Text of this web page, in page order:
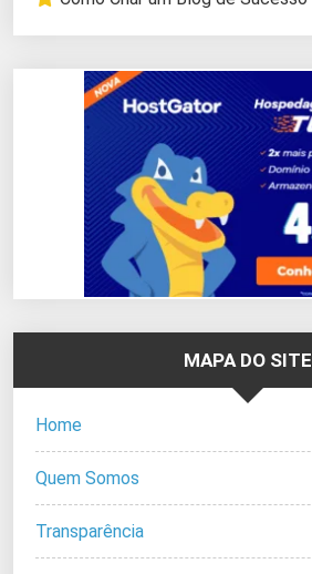
MAPA DO SITE
Home
Quem Somos
Transparência